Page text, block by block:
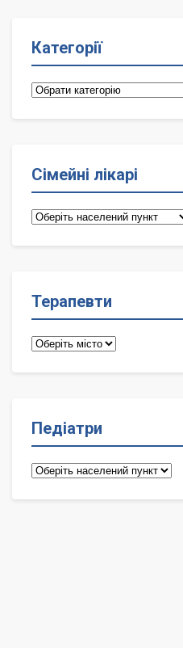
Категорії
Категорії
Сімейні лікарі
Сімейні
Терапевти
Терапевти
Педіатри
Педіатри